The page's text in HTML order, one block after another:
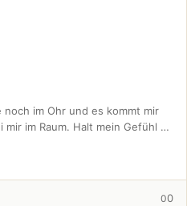
im Ohr und es kommt mir
im Raum. Halt mein Gefühl …
00